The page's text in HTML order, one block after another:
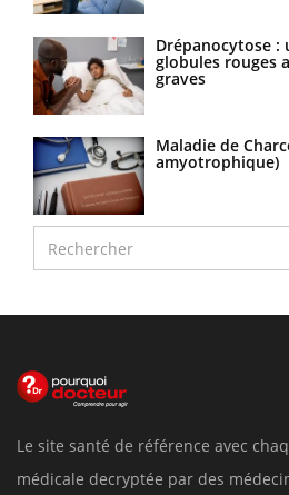
Drépanocytose :
globules rouges
graves
Maladie de
amyotrophique)
Le site santé de référence avec
médicale decryptée par des